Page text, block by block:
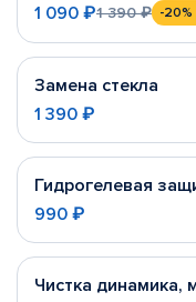
1 090 ₽1 390 ₽ -20%
Замена стекла
1 390 ₽
Гидрогелевая
990 ₽
Чистка динамика,